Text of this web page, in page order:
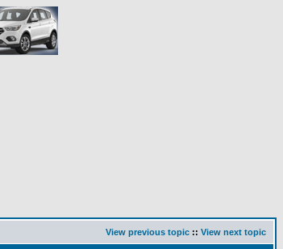
View previous topic :: View next topic